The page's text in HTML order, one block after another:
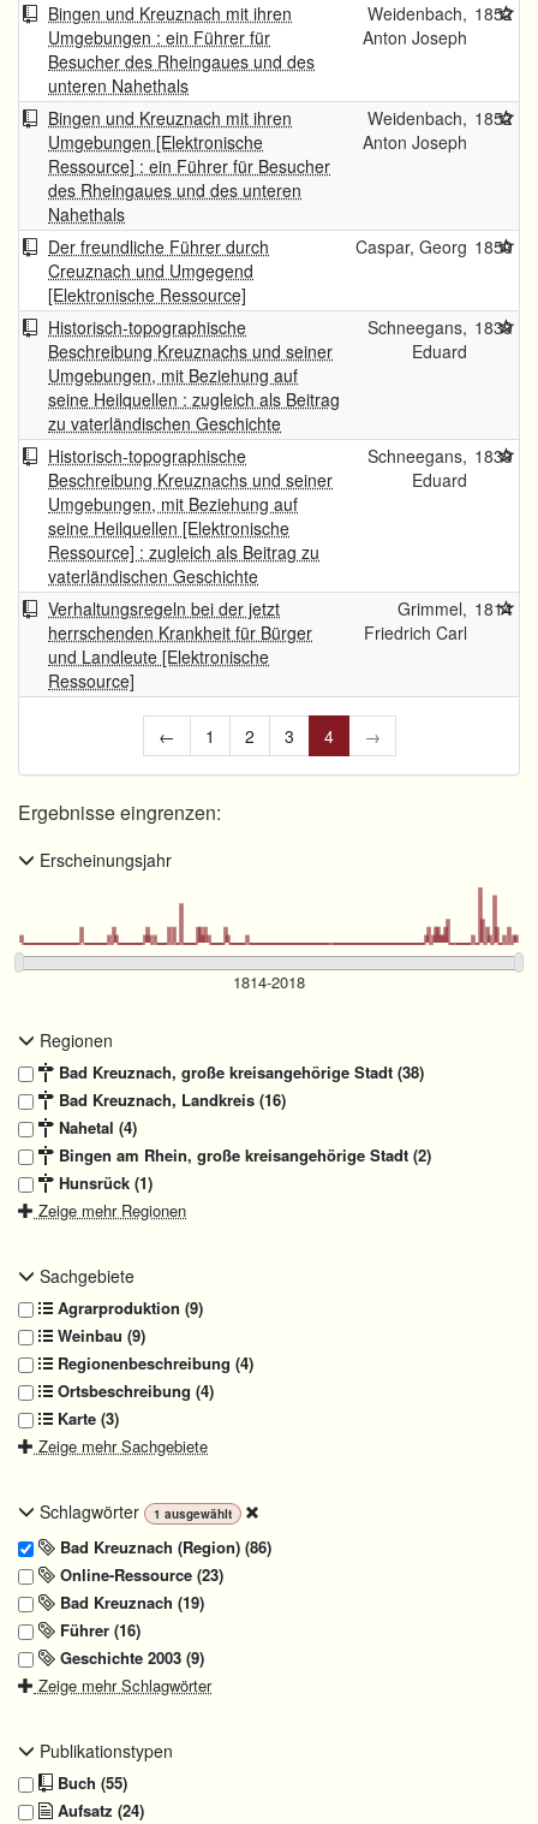
Bingen und Kreuznach mit ihren
Umgebungen : ein Führer für
Besucher des Rheingaues und des
unteren Nahethals
Weidenbach,
Anton Joseph
1852
Bingen und Kreuznach mit ihren
Umgebungen [Elektronische
Ressource] : ein Führer für Besucher
des Rheingaues und des unteren
Nahethals
Weidenbach,
Anton Joseph
1852
Der freundliche Führer durch
Creuznach und Umgegend
[Elektronische Ressource]
Caspar, Georg 1850
Historisch-topographische
Beschreibung Kreuznachs und seiner
Umgebungen, mit Beziehung auf
seine Heilquellen : zugleich als Beitrag
zu vaterländischen Geschichte
Schneegans,
Eduard
1839
Historisch-topographische
Beschreibung Kreuznachs und seiner
Umgebungen, mit Beziehung auf
seine Heilquellen [Elektronische
Ressource] : zugleich als Beitrag zu
vaterländischen Geschichte
Schneegans,
Eduard
1839
Verhaltungsregeln bei der jetzt
herrschenden Krankheit für Bürger
und Landleute [Elektronische
Ressource]
Grimmel,
Friedrich Carl
1814
← 1 2 3 4 →
Ergebnisse eingrenzen:
Erscheinungsjahr
Regionen
Bad Kreuznach, große kreisangehörige Stadt (38)
Bad Kreuznach, Landkreis (16)
Nahetal (4)
Bingen am Rhein, große kreisangehörige Stadt (2)
Hunsrück (1)
Zeige mehr Regionen
Sachgebiete
Agrarproduktion (9)
Weinbau (9)
Regionenbeschreibung (4)
Ortsbeschreibung (4)
Karte (3)
Zeige mehr Sachgebiete
Schlagwörter 1 ausgewählt
Bad Kreuznach (Region) (86)
Online-Ressource (23)
Bad Kreuznach (19)
Führer (16)
Geschichte 2003 (9)
Zeige mehr Schlagwörter
Publikationstypen
Buch (55)
Aufsatz (24)